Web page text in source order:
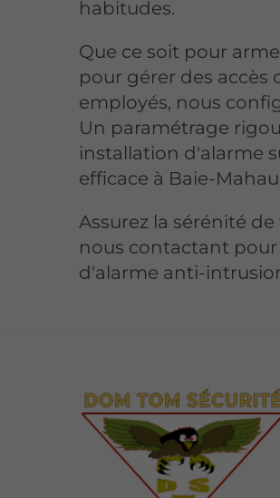
habitudes.
Que ce soit pour
pour gérer des accès
employés, nous
Un paramétrage
installation d'alarme
efficace à Baie-
Assurez la sérénité
nous contactant
d'alarme anti-